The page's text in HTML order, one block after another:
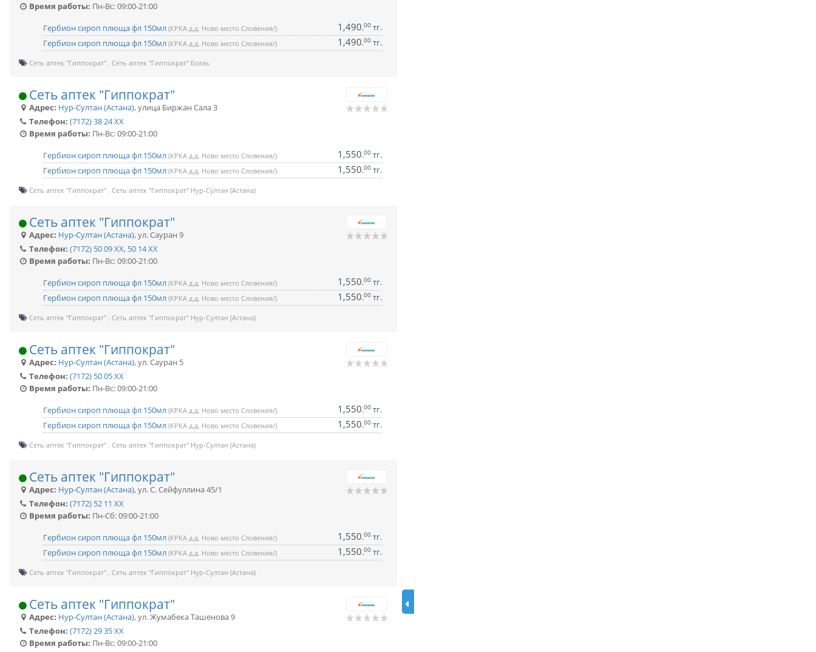
Время работы: Пн-Вс: 09:00-21:00
Гербион сироп плюща фл 150мл (КРКА д.д. Ново место Словения/) 1,490.00тг.
Гербион сироп плюща фл 150мл (КРКА д.д. Ново место Словения/) 1,490.00тг.
Сеть аптек "Гиппократ" Сеть аптек "Гиппократ" Есиль
Сеть аптек "Гиппократ"
Адрес: Нур-Султан (Астана),улица Биржан Сала 3
Телефон: (7172) 38 24 XX
Время работы: Пн-Вс: 09:00-21:00
Гербион сироп плюща фл 150мл (КРКА д.д. Ново место Словения/) 1,550.00тг.
Гербион сироп плюща фл 150мл (КРКА д.д. Ново место Словения/) 1,550.00тг.
Сеть аптек "Гиппократ" Сеть аптек "Гиппократ" Нур-Султан (Астана)
Сеть аптек "Гиппократ"
Адрес: Нур-Султан (Астана),ул. Сауран 9
Телефон: (7172) 50 09 XX, 50 14 XX
Время работы: Пн-Вс: 09:00-21:00
Гербион сироп плюща фл 150мл (КРКА д.д. Ново место Словения/) 1,550.00тг.
Гербион сироп плюща фл 150мл (КРКА д.д. Ново место Словения/) 1,550.00тг.
Сеть аптек "Гиппократ" Сеть аптек "Гиппократ" Нур-Султан (Астана)
Сеть аптек "Гиппократ"
Адрес: Нур-Султан (Астана),ул. Сауран 5
Телефон: (7172) 50 05 XX
Время работы: Пн-Вс: 09:00-21:00
Гербион сироп плюща фл 150мл (КРКА д.д. Ново место Словения/) 1,550.00тг.
Гербион сироп плюща фл 150мл (КРКА д.д. Ново место Словения/) 1,550.00тг.
Сеть аптек "Гиппократ" Сеть аптек "Гиппократ" Нур-Султан (Астана)
Сеть аптек "Гиппократ"
Адрес: Нур-Султан (Астана),ул. С. Сейфуллина 45/1
Телефон: (7172) 52 11 XX
Время работы: Пн-Сб: 09:00-21:00
Гербион сироп плюща фл 150мл (КРКА д.д. Ново место Словения/) 1,550.00тг.
Гербион сироп плюща фл 150мл (КРКА д.д. Ново место Словения/) 1,550.00тг.
Сеть аптек "Гиппократ" Сеть аптек "Гиппократ" Нур-Султан (Астана)
Сеть аптек "Гиппократ"
Адрес: Нур-Султан (Астана),ул. Жумабека Ташенова 9
Телефон: (7172) 29 35 XX
Время работы: Пн-Вс: 09:00-21:00